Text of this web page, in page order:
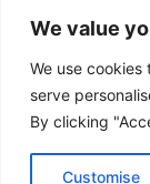
We value
We use
serve
By clicking
Customise
Copyright ©